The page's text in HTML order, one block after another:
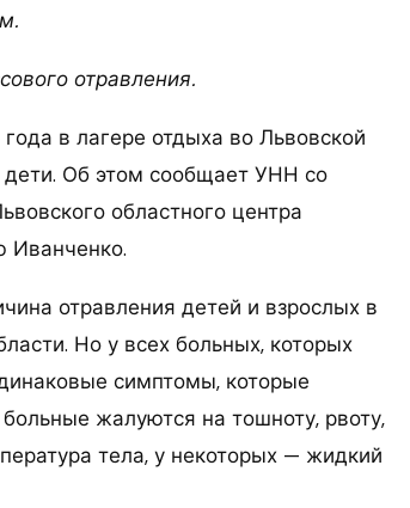
отравления.
в лагере отдыха во Львовской
дети. Об этом сообщает УНН со
областного центра
Иванченко.
отравления детей и взрослых в
Но у всех больных, которых
симптомы, которые
жалуются на тошноту, рвоту,
тела, у некоторых — жидкий